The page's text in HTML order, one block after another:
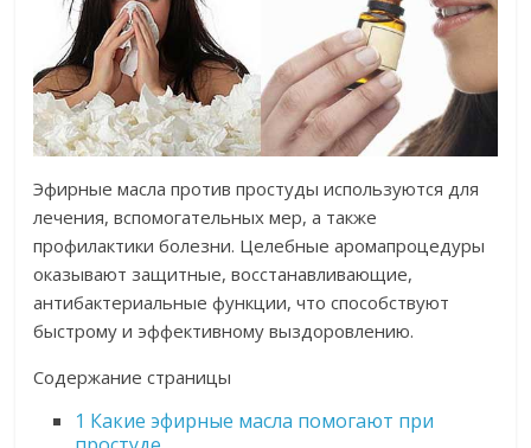
Эфирные масла против простуды используются для
лечения, вспомогательных мер, а также
профилактики болезни. Целебные аромапроцедуры
оказывают защитные, восстанавливающие,
антибактериальные функции, что способствуют
быстрому и эффективному выздоровлению.
Содержание страницы
1 Какие эфирные масла помогают при